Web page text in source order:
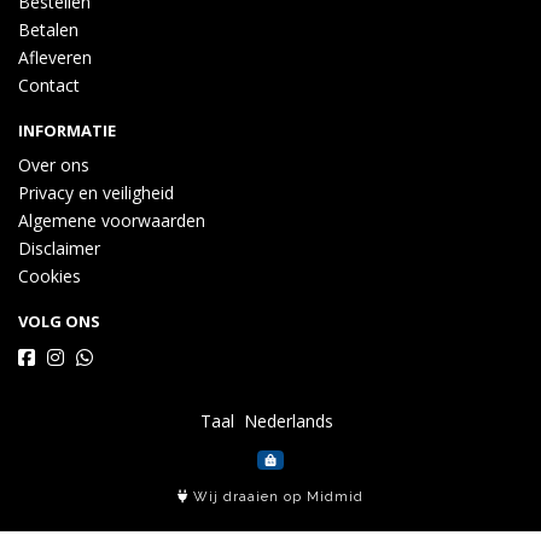
Betalen
Afleveren
Contact
INFORMATIE
Over ons
Privacy en veiligheid
Algemene voorwaarden
Disclaimer
Cookies
VOLG ONS
Taal
Wij draaien op Midmid